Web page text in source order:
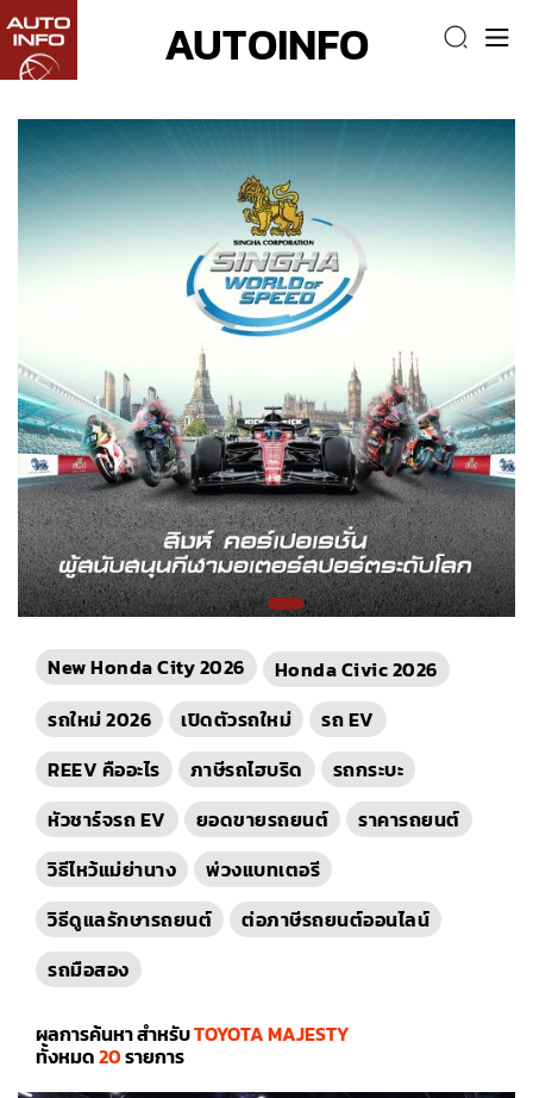
AUTOINFO
New Honda City 2026
Honda Civic 2026
รถใหม่ 2026
เปิดตัวรถใหม่
รถ EV
REEV คืออะไร
ภาษีรถไฮบริด
รถกระบะ
หัวชาร์จรถ EV
ยอดขายรถยนต์
ราคารถยนต์
วิธีไหว้แม่ย่านาง
พ่วงแบทเตอรี
วิธีดูแลรักษารถยนต์
ต่อภาษีรถยนต์ออนไลน์
รถมือสอง
ผลการค้นหา สำหรับTOYOTA MAJESTY
ทั้งหมด20รายการ